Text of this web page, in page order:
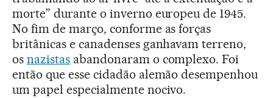
morte” durante o inverno europeu de 1945.
No fim de março, conforme as forças
britânicas e canadenses ganhavam terreno,
os nazistasabandonaram o complexo. Foi
então que esse cidadão alemão desempenhou
um papel especialmente nocivo.